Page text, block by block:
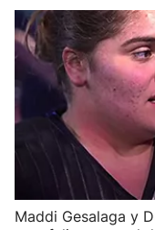
Ciclismo
Herri-kirolak
Balonmano
Kirolak 360
Maddi Gesalaga y